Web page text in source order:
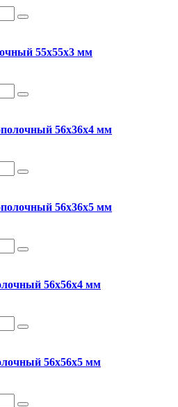
55х55х3 мм
56х36х4 мм
56х36х5 мм
56х56х4 мм
56х56х5 мм